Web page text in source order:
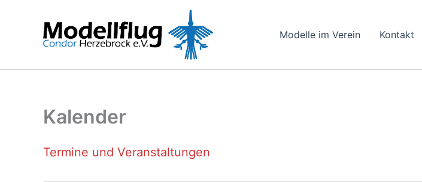
Modelle im Verein Kontakt
Kalender
Termine und Veranstaltungen